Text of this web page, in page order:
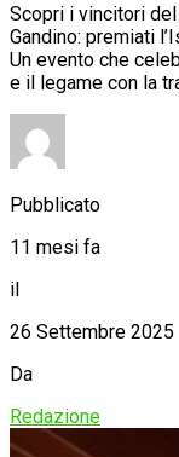
Scopri i vincitori
Gandino: premiati
Un evento che
e il legame con la
Pubblicato
11 mesi fa
il
26 Settembre 2025
Da
Redazione